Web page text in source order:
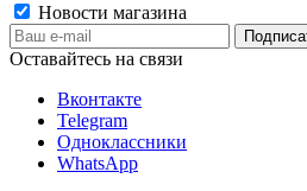
Новости магазина
Оставайтесь на связи
Вконтакте
Telegram
Одноклассники
WhatsApp